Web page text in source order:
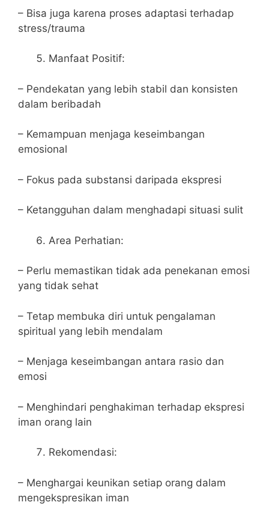
– Bisa juga karena proses adaptasi terhadap
stress/trauma
Manfaat Positif:
– Pendekatan yang lebih stabil dan konsisten
dalam beribadah
– Kemampuan menjaga keseimbangan
emosional
– Fokus pada substansi daripada ekspresi
– Ketangguhan dalam menghadapi situasi sulit
Area Perhatian:
– Perlu memastikan tidak ada penekanan emosi
yang tidak sehat
– Tetap membuka diri untuk pengalaman
spiritual yang lebih mendalam
– Menjaga keseimbangan antara rasio dan
emosi
– Menghindari penghakiman terhadap ekspresi
iman orang lain
Rekomendasi:
– Menghargai keunikan setiap orang dalam
mengekspresikan iman